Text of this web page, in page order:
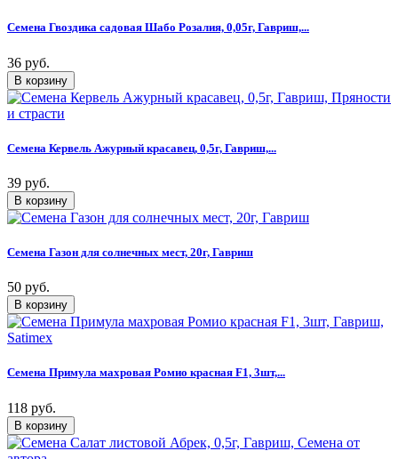
Семена Гвоздика садовая Шабо Розалия, 0,05г, Гавриш,...
36 руб.
Семена Кервель Ажурный красавец, 0,5г, Гавриш,...
39 руб.
Семена Газон для солнечных мест, 20г, Гавриш
50 руб.
Семена Примула махровая Ромио красная F1, 3шт,...
118 руб.